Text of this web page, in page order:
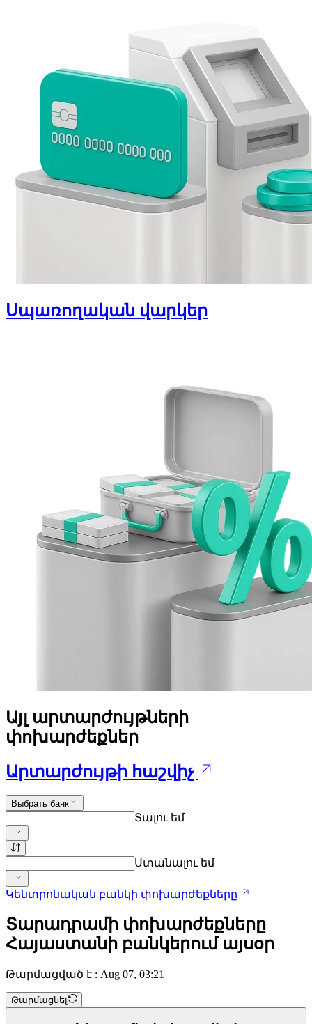
Սպառողական վարկեր
Այլ արտարժույթների
փոխարժեքներ
Արտարժույթի հաշվիչ
Выбрать банк
Տալու եմ
Ստանալու եմ
Կենտրոնական բանկի փոխարժեքները
Տարադրամի փոխարժեքները
Հայաստանի բանկերում այսօր
Թարմացված է : Aug 07, 03:21
Թարմացնել